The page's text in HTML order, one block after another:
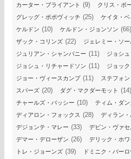
カーター・ブライアント (9) クリス・ポ
グレッグ・ポポヴィッチ (25) ケイタ・
ケルドン (10) ケルドン・ジョンソン (66)
ザック・コリンズ (22) ジェレミー・ソー
ジュリアン・シャンパニー (11) ジョシ
ジョシュ・リチャードソン (11) ジョッ
ジョー・ヴィースカンプ(11) ステフォ
スパーズ (20) ダグ・マクダーモット (14)
チャールズ・バッシー (10) ティム・ダン
ディアロン・フォックス (28) ディラン
デジョンテ・マレー (33) デビン・ヴァ
デマー・デローザン (26) デリック・ホワ
トレ・ジョーンズ (39) ドミニク・バーロ